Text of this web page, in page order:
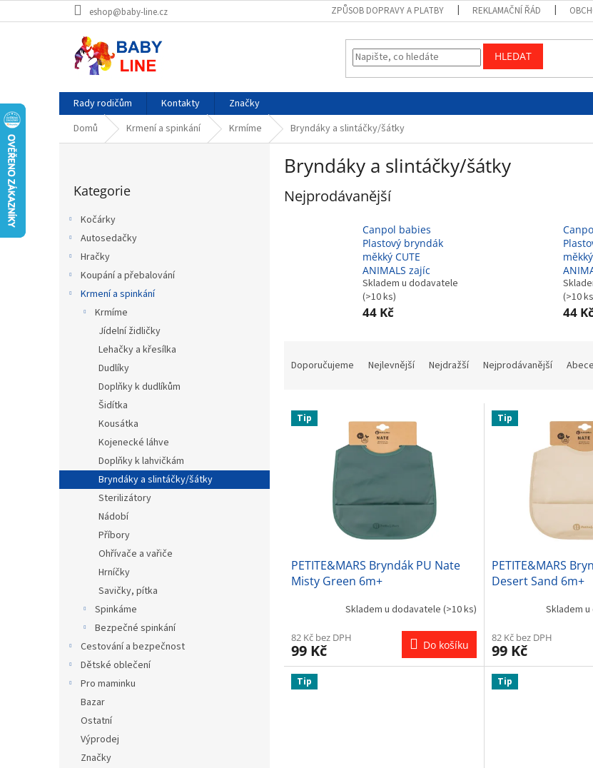
na
eshop@baby-line.cz ZPŮSOB DOPRAVY A PLATBY REKLAMAČNÍ ŘÁD
HLEDAT
Rady rodičům Kontakty
Značky
Domů
Krmení a spinkání Krmíme Bryndáky a slintáčky/šátky
kategorie
Kategorie
Kočárky
Autosedačky
Hračky
Koupání a přebalování
Krmení a spinkání
Krmíme
Jídelní židličky
Lehačky a křesílka
Dudlíky
Doplňky k dudlíkům
Šidítka
Kousátka
Kojenecké láhve
Doplňky k lahvičkám
Bryndáky a slintáčky/šátky
Sterilizátory
Nádobí
Příbory
Ohřívače a vařiče
Hrníčky
Savičky, pítka
Spinkáme
Bezpečné spinkání
Cestování a bezpečnost
Dětské oblečení
Pro maminku
Bazar
Ostatní
Výprodej
Značky
Bryndáky a slintáčky/šátky
Nejprodávanější
Canpol babies
Plastový bryndák
měkký CUTE
ANIMALS zajíc
Skladem u dodavatele
(>10 ks)
44 Kč
(>10
44
n
Doporučujeme Nejlevnější Nejdražší Nejprodávanější
V Tip
PETITE&MARS Bryndák PU Nate
Misty Green 6m+
Skladem u dodavatele (>10 ks)
82 Kč bez DPH
99 Kč Do košíku
Tip
PETITE&MARS
Desert Sand 6m+
Skladem
82 Kč bez DPH
99 Kč
Tip Tip